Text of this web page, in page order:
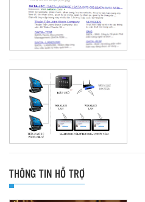
THÔNG TIN HỖ TRỢ